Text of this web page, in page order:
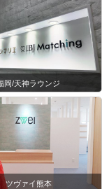
岡/天神ラウンジ
ツヴァイ熊本